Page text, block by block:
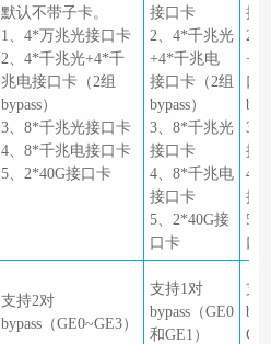
默认不带子卡。
1、4*万兆光接口卡
2、4*千兆光+4*千
兆电接口卡（2组
bypass）
3、8*千兆光接口卡
4、8*千兆电接口卡
5、2*40G接口卡
接口卡
2、4*千兆光
+4*千兆电
接口卡（2组
bypass）
3、8*千兆光
接口卡
4、8*千兆电
接口卡
5、2*40G接
口卡
接
2
口
3
接
4
接
5
口
支持2对
bypass（GE0~GE3）
支持1对
bypass（GE0
和GE1）
支